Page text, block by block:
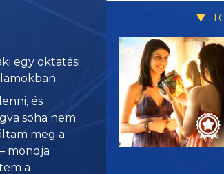
egy oktatási
és
soha nem
meg a
mondja
a